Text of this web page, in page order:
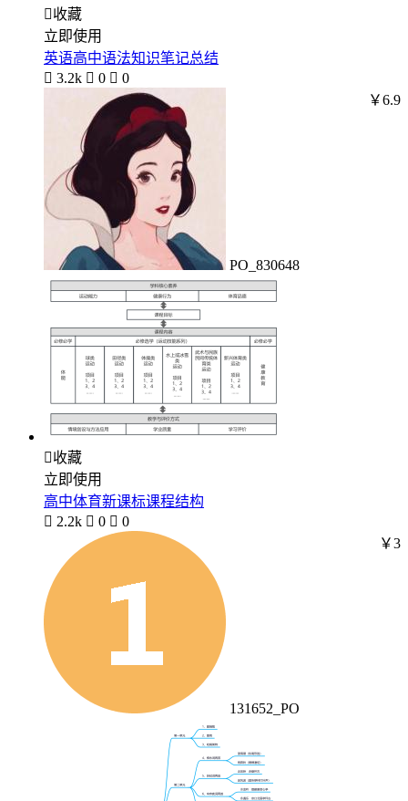
收藏
立即使用
英语高中语法知识笔记总结
 3.2k  0  0
PO_830648
￥6.9
收藏
立即使用
高中体育新课标课程结构
 2.2k  0  0
131652_PO
￥3